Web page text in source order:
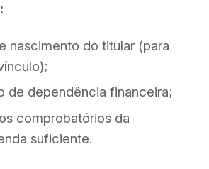
nascimento do titular (para
de dependência financeira;
comprobatórios da
suficiente.